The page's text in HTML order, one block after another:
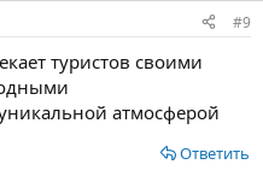
#9
туристов своими
атмосферой
Ответить